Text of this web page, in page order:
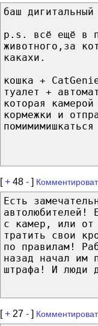
баш
p.s. всё ещё в
животного,за
какахи.
кошка +
туалет +
которая
кормежки и
помимимишкаться
[+ 48 - ]
Есть
автолюбителей!
с камер, или от
тратить свои
по правилам!
назад начал им
штрафа! И люди
[+ 27 - ]